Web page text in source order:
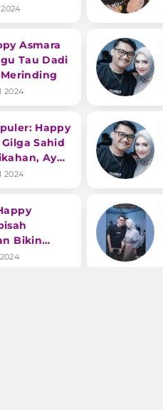
Nikah
Asmara
Tau Dadi
2024
Happy
Sahid
Ayu
2024
Bikin